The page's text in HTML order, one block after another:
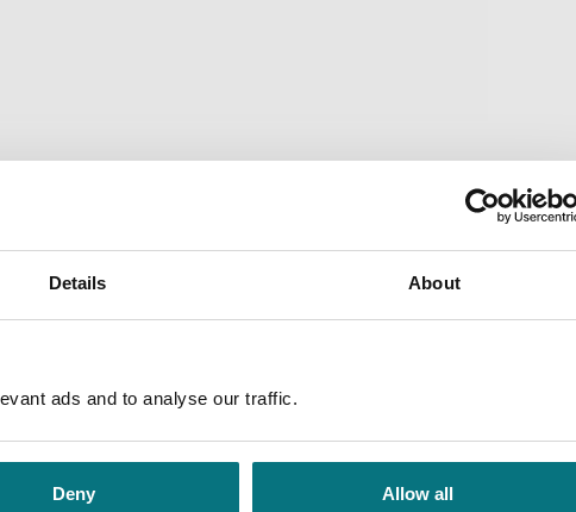
Details About
ads and to analyse our traffic.
Deny Allow all
klart
Skolens omsorgssvikt
Skolens omsorgssvikt